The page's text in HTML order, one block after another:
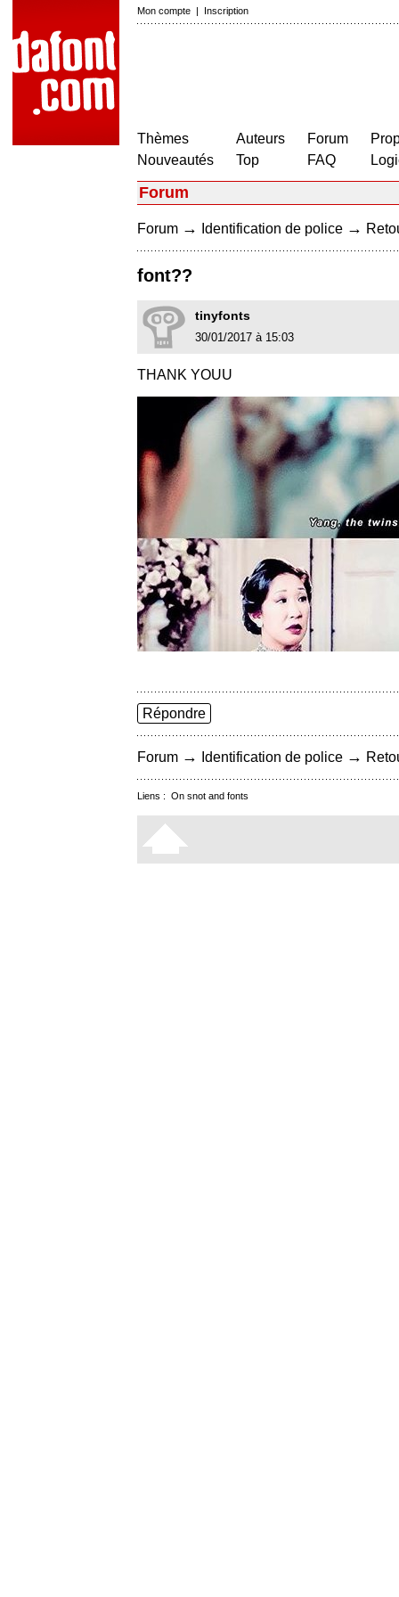
Mon compte | Inscription
Thèmes
Nouveautés
Auteurs
Top
Forum
FAQ
Forum
Forum → Identification de police →
font??
tinyfonts
30/01/2017 à 15:03
THANK YOUU
Répondre
Forum → Identification de police →
Liens : On snot and fonts